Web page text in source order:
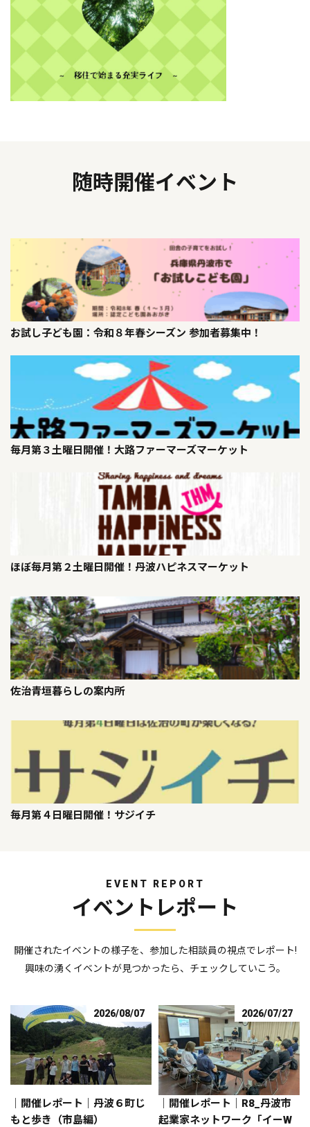
随時開催イベント
お試し子ども園：令和８年春シーズン 参加者募集中！
毎月第３土曜日開催！大路ファーマーズマーケット
ほぼ毎月第２土曜日開催！丹波ハピネスマーケット
佐治青垣暮らしの案内所
毎月第４日曜日開催！サジイチ
EVENT REPORT
イベントレポート
開催されたイベントの様子を、参加した相談員の視点でレポート!
興味の湧くイベントが見つかったら、チェックしていこう。
2026/08/07
｜開催レポート｜丹波６町じ
もと歩き（市島編）
2026/07/27
｜開催レポート｜R8_丹波市
起業家ネットワーク「イーW